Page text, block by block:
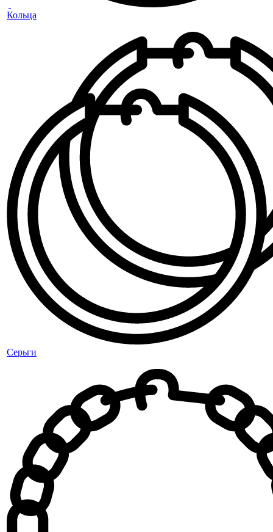
Кольца
Серьги